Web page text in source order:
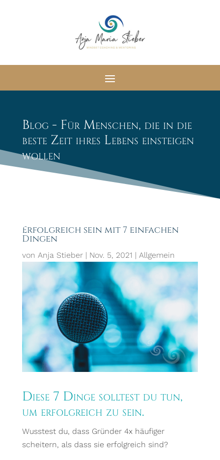
Blog - Für Menschen, die in die
beste Zeit ihres Lebens einsteigen
wollen
Erfolgreich sein mit 7 einfachen
Dingen
von Anja Stieber| Nov. 5, 2021 | Allgemein
Diese 7 Dinge solltest du tun,
um erfolgreich zu sein.
Wusstest du, dass Gründer 4x häufiger
scheitern, als dass sie erfolgreich sind?